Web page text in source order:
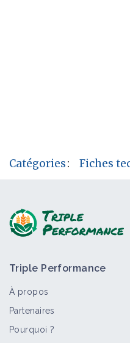
Catégories: Fiches
Triple Performance
À propos
Partenaires
Pourquoi ?